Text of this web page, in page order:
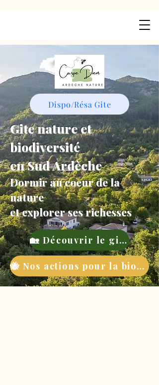
Dispo/Résa Gite
Gite nature et
biodiversité
en Sud Ardèche
Dormir au coeur de la
nature
et explorer ses richesses
🏡 Découvrir le gite
🐝 Nos actions pour la biodiversité